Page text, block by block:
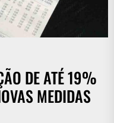
DE ATÉ 19%
MEDIDAS